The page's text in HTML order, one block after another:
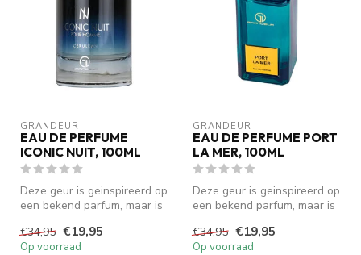
GRANDEUR
EAU DE PERFUME
ICONIC NUIT, 100ML
Deze geur is geinspireerd op
een bekend parfum, maar is
€34,95 €19,95
Op voorraad
GRANDEUR
EAU DE PERFUME PORT
LA MER, 100ML
Deze geur is geinspireerd op
een bekend parfum, maar is
€34,95 €19,95
Op voorraad